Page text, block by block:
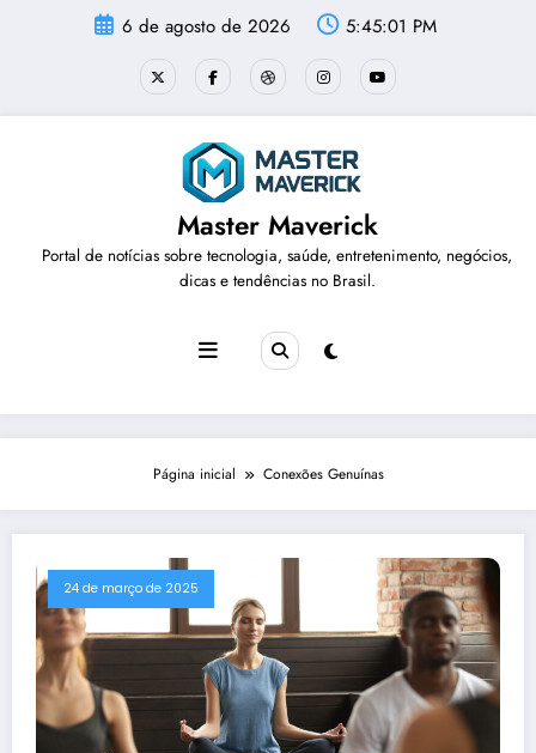
6 de agosto de 2026 5:45:01 PM
Master Maverick
Portal de notícias sobre tecnologia, saúde, entretenimento, negócios,
dicas e tendências no Brasil.
Página inicial Conexões Genuínas
24 de março de 2025